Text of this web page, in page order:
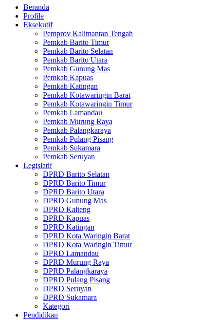
Beranda
Profile
Eksekutif
Pemprov Kalimantan Tengah
Pemkab Barito Timur
Pemkab Barito Selatan
Pemkab Barito Utara
Pemkab Gunung Mas
Pemkab Kapuas
Pemkab Katingan
Pemkab Kotawaringin Barat
Pemkab Kotawaringin Timur
Pemkab Lamandau
Pemkab Murung Raya
Pemkab Palangkaraya
Pemkab Pulang Pisang
Pemkab Sukamara
Pemkab Seruyan
Legislatif
DPRD Barito Selatan
DPRD Barito Timur
DPRD Barito Utara
DPRD Gunung Mas
DPRD Kalteng
DPRD Kapuas
DPRD Katingan
DPRD Kota Waringin Barat
DPRD Kota Waringin Timur
DPRD Lamandau
DPRD Murung Raya
DPRD Palangkaraya
DPRD Pulang Pisang
DPRD Seruyan
DPRD Sukamara
Kategori
Pendidikan